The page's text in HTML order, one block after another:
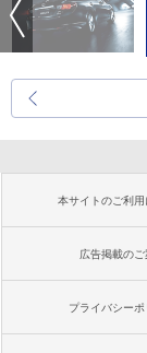
本サイトのご利用
広告掲載のご
プライバシーポ